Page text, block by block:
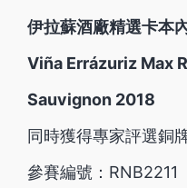
伊拉蘇酒廠精選卡本
Viña Errázuriz Max
Sauvignon 2018
同時獲得專家評選銅
參賽編號：RNB2211